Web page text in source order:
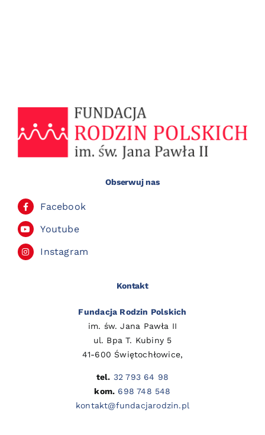
Obserwuj nas
Facebook
Youtube
Instagram
Kontakt
Fundacja Rodzin Polskich
im. św. Jana Pawła II
ul. Bpa T. Kubiny 5
41-600 Świętochłowice,
tel. 32 793 64 98
kom. 698 748 548
kontakt@fundacjarodzin.pl